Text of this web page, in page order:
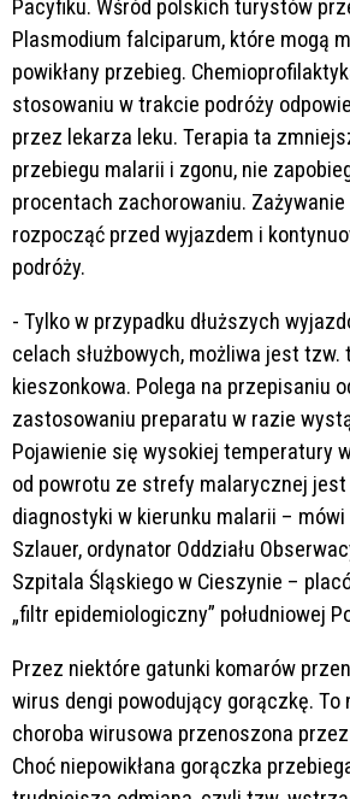
Pacyfiku. Wśród polskich turystów
Plasmodium falciparum, które mogą
powikłany przebieg.
stosowaniu w trakcie podróży
przez lekarza leku. Terapia ta
przebiegu malarii i zgonu, nie
procentach zachorowaniu. Zażywanie
rozpocząć przed wyjazdem i
podróży.
- Tylko w przypadku dłuższych
celach służbowych, możliwa jest tzw.
kieszonkowa. Polega na przepisaniu
zastosowaniu preparatu w razie
Pojawienie się wysokiej temperatury
od powrotu ze strefy malarycznej
diagnostyki w kierunku malarii – mówi
Szlauer, ordynator Oddziału
Szpitala Śląskiego w Cieszynie –
„filtr epidemiologiczny” południowej
Przez niektóre gatunki komarów
wirus dengi powodujący gorączkę.
choroba wirusowa przenoszona
Choć niepowikłana gorączka